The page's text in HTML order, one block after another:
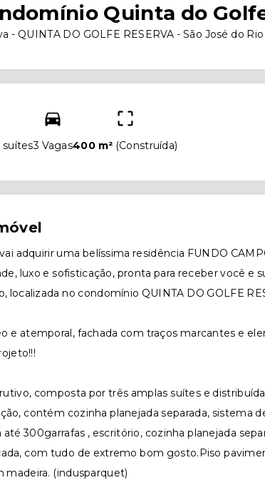
Quinta do
- QUINTA DO GOLFE RESERVA - São José do
suítes3 Vagas400 m² (Construída)
adquirir uma belíssima residência FUNDO
luxo e sofisticação, pronta para receber você e
localizada no condomínio QUINTA DO GOLFE
e atemporal, fachada com traços marcantes e
composta por três amplas suítes e
contém cozinha planejada separada, sistema
300garrafas , escritório, cozinha planejada
com tudo de extremo bom gosto.Piso
(indusparquet)